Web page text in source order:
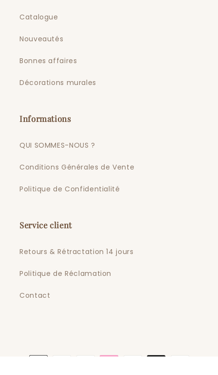
Catalogue
Nouveautés
Bonnes affaires
Décorations murales
Informations
QUI SOMMES-NOUS ?
Conditions Générales de Vente
Politique de Confidentialité
Service client
Retours & Rétractation 14 jours
Politique de Réclamation
Contact
Moyens